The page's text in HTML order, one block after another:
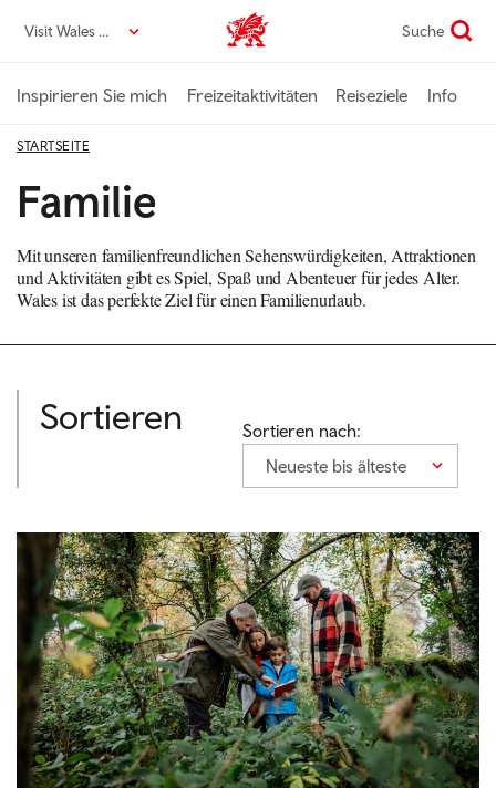
zumVisit Wales DE VisitWales home Suche
Inspirieren Sie mich Freizeitaktivitäten Reiseziele Info
STARTSEITE
Familie
Mit unseren familienfreundlichen Sehenswürdigkeiten, Attraktionen
und Aktivitäten gibt es Spiel, Spaß und Abenteuer für jedes Alter.
Wales ist das perfekte Ziel für einen Familienurlaub.
Sortieren
Sortieren nach:
Neueste bis älteste